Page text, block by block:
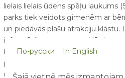
lielais lielais ūdens spēļu laukums
parks tiek veidots ģimenēm ar
un piedāvās plašu atrakciju klāstu.
informācijas, varat apmeklēt
kā arī vienmēr būt informētam par
parku, sekojot tam sociālajos tīklos
undraugiem.lv/abpark
По-русски In English